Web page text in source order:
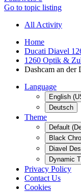
Go to topic listing
All Activity
Home
Ducati Diavel
1260 Optik &
Dashcam an der
Language
English
Deutsch
Theme
Default
Black
Diavel
Dynamic
Privacy Policy
Contact Us
Cookies